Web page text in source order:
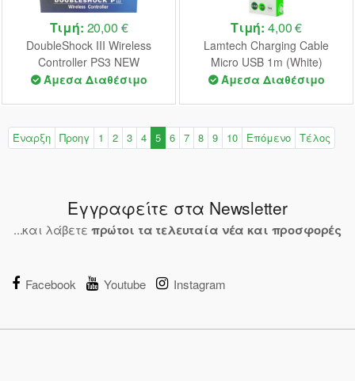
Τιμή: 20,00 €
DoubleShock III Wireless
Controller PS3 NEW
(Unofficial)
Άμεσα Διαθέσιμο
Τιμή: 4,00 €
Lamtech Charging Cable
Micro USB 1m (White)
Άμεσα Διαθέσιμο
Έναρξη Προηγ 1 2 3 4 5 6 7 8 9 10 Επόμενο Τέλος
Εγγραφείτε στα Newsletter
...και λάβετε πρώτοι τα τελευταία νέα και προσφορές
Facebook Youtube Instagram